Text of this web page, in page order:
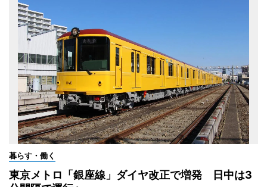
暮らす・働く
東京メトロ「銀座線」ダイヤ改正で増発 日中は3